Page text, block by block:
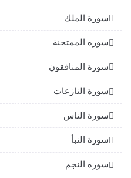
سورة الملك
سورة الممتحنة
سورة المنافقون
سورة النازعات
سورة الناس
سورة النبأ
سورة النجم